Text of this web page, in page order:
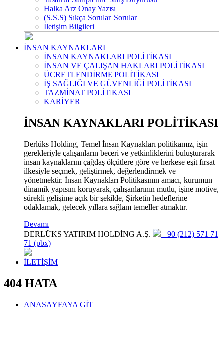
Halka Arz Onay Yazısı
(S.S.S) Sıkça Sorulan Sorular
İletişim Bilgileri
İNSAN KAYNAKLARI
İNSAN KAYNAKLARI POLİTİKASI
İNSAN VE ÇALIŞAN HAKLARI POLİTİKASI
ÜCRETLENDİRME POLİTİKASI
İŞ SAĞLIĞI VE GÜVENLİĞİ POLİTİKASI
TAZMİNAT POLİTİKASI
KARİYER
İNSAN KAYNAKLARI POLİTİKASI
Derlüks Holding, Temel İnsan Kaynakları politikamız, işin
gerekleriyle çalışanların beceri ve yetkinliklerini buluşturarak
insan kaynaklarını çağdaş ölçütlere göre ve herkese eşit fırsat
ilkesiyle seçmek, geliştirmek, değerlendirmek ve
yönetmektir. İnsan Kaynakları Politikasının amacı, kurumun
dinamik yapısını koruyarak, çalışanlarının mutlu, işine motive,
sürekli gelişime açık bir şekilde, Şirketin hedeflerine
odaklamak, gelecek yıllara sağlam temeller atmaktır.
Devamı
DERLÜKS YATIRIM HOLDİNG A.Ş.
+90 (212) 571 71
71 (pbx)
İLETİŞİM
404 HATA
ANASAYFAYA GİT